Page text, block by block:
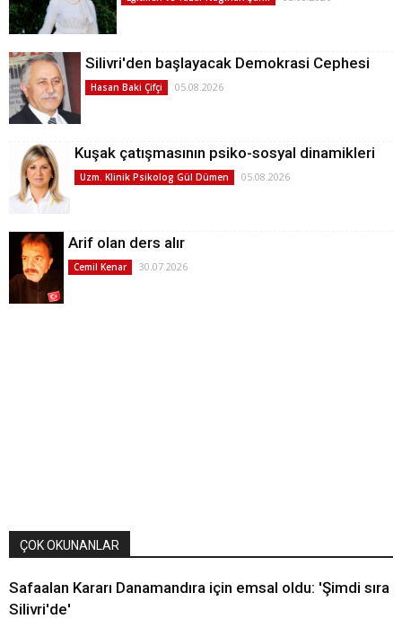
Silivri'den başlayacak Demokrasi Cephesi
Hasan Baki Çifçi 05.08.2026
Kuşak çatışmasının psiko-sosyal dinamikleri
Uzm. Klinik Psikolog Gül Dümen 05.08.2026
Arif olan ders alır
Cemil Kenar 30.07.2026
ÇOK OKUNANLAR
Safaalan Kararı Danamandıra için emsal oldu: 'Şimdi sıra
Silivri'de'